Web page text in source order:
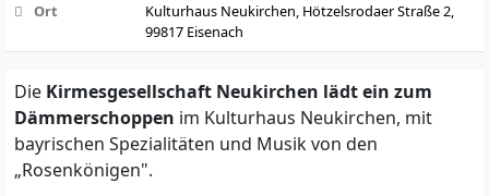
Ort
Kulturhaus Neukirchen, Hötzelsrodaer Straße 2,
99817 Eisenach
Die Kirmesgesellschaft Neukirchen lädt ein zum
Dämmerschoppen im Kulturhaus Neukirchen, mit
bayrischen Spezialitäten und Musik von den
„Rosenkönigen".